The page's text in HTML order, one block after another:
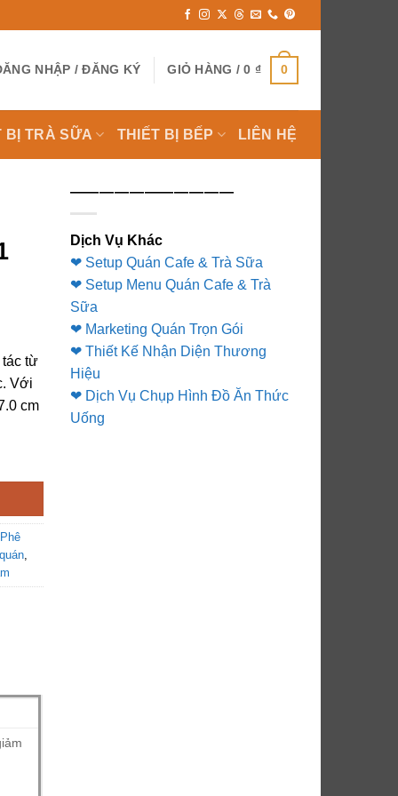
NHẬP / ĐĂNG KÝ GIỎ HÀNG /0 ₫ 0
BỊ TRÀ SỮA THIẾT BỊ BẾP LIÊN HỆ
từ
Với
cm
,
———————————
Dịch Vụ Khác
❤ Setup Quán Cafe & Trà Sữa
❤ Setup Menu Quán Cafe & Trà
Sữa
❤ Marketing Quán Trọn Gói
❤ Thiết Kế Nhận Diện Thương
Hiệu
❤ Dịch Vụ Chụp Hình Đồ Ăn Thức
Uống